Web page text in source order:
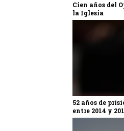
Cien años del
la Iglesia
52 años de
entre 2014 y